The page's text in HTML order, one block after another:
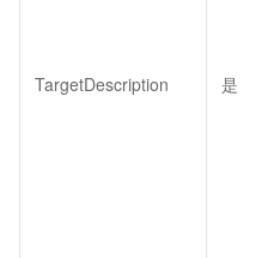
TargetDescription 是